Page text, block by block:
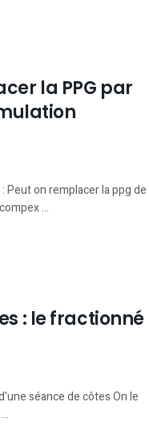
la PPG par
on remplacer la ppg de
...
: le fractionné
séance de côtes On le